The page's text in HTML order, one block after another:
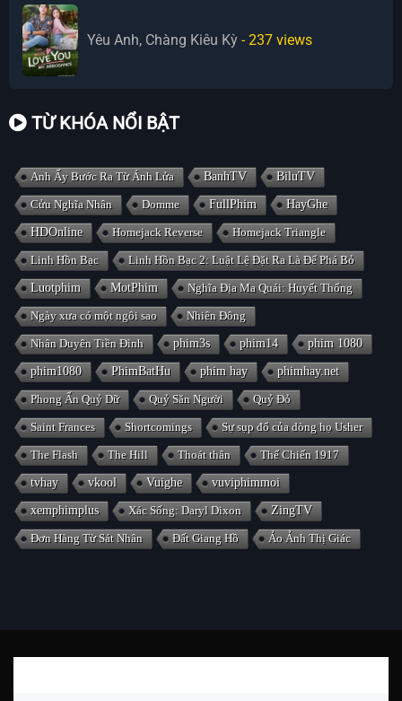
Yêu Anh, Chàng Kiêu Kỳ - 237 views
TỪ KHÓA NỔI BẬT
Anh Ấy Bước Ra Từ Ánh Lửa BanhTV BiluTV
Cửu Nghĩa Nhân Domme FullPhim HayGhe
HDOnline Homejack Reverse Homejack Triangle
Linh Hồn Bạc Linh Hồn Bạc 2: Luật Lệ Đặt Ra Là Để Phá Bỏ
Luotphim MotPhim Nghĩa Địa Ma Quái: Huyết Thống
Ngày xưa có một ngôi sao Nhiên Đông
Nhân Duyên Tiền Đình phim3s phim14 phim 1080
phim1080 PhimBatHu phim hay phimhay.net
Phong Ấn Quỷ Dữ Quỷ Săn Người Quỷ Đỏ
Saint Frances Shortcomings Sự sụp đổ của dòng họ Usher
The Flash The Hill Thoát thân Thế Chiến 1917
tvhay vkool Vuighe vuviphimmoi
xemphimplus Xác Sống: Daryl Dixon ZingTV
Đơn Hàng Từ Sát Nhân Đất Giang Hồ Ảo Ảnh Thị Giác